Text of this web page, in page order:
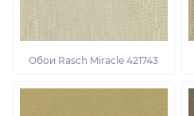
Обои Rasch Miracle 421743